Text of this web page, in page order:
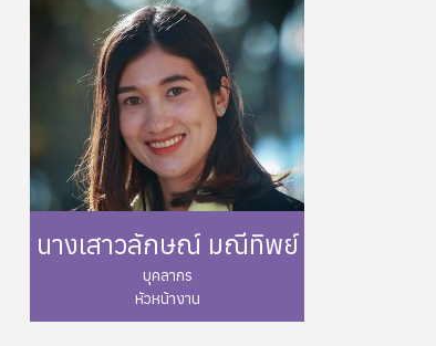
นางเสาวลักษณ์ มณีทิพย์
บุคลากร
หัวหน้างาน